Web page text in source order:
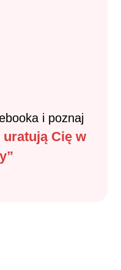
i poznaj
Cię w